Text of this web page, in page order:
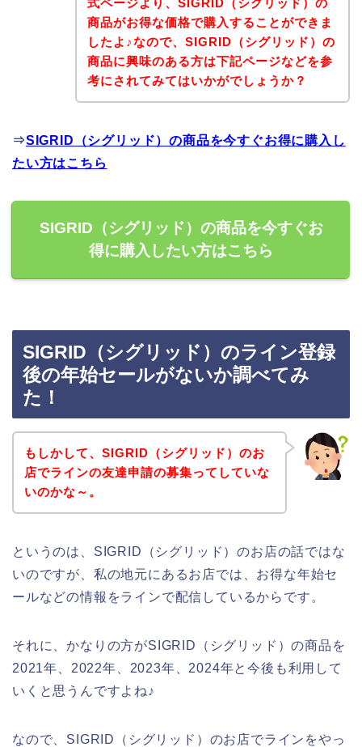
式ページより、SIGRID（シグリッド）の
商品がお得な価格で購入することができま
したよ♪なので、SIGRID（シグリッド）の
商品に興味のある方は下記ページなどを参
考にされてみてはいかがでしょうか？
⇒SIGRID（シグリッド）の商品を今すぐお得に購入し
たい方はこちら
SIGRID（シグリッド）の商品を今すぐお
得に購入したい方はこちら
SIGRID（シグリッド）のライン登録
後の年始セールがないか調べてみ
た！
もしかして、SIGRID（シグリッド）のお
店でラインの友達申請の募集ってしていな
いのかな～。
というのは、SIGRID（シグリッド）のお店の話ではな
いのですが、私の地元にあるお店では、お得な年始セ
ールなどの情報をラインで配信しているからです。
それに、かなりの方がSIGRID（シグリッド）の商品を
2021年、2022年、2023年、2024年と今後も利用して
いくと思うんですよね♪
なので、SIGRID（シグリッド）のお店でラインをやっ